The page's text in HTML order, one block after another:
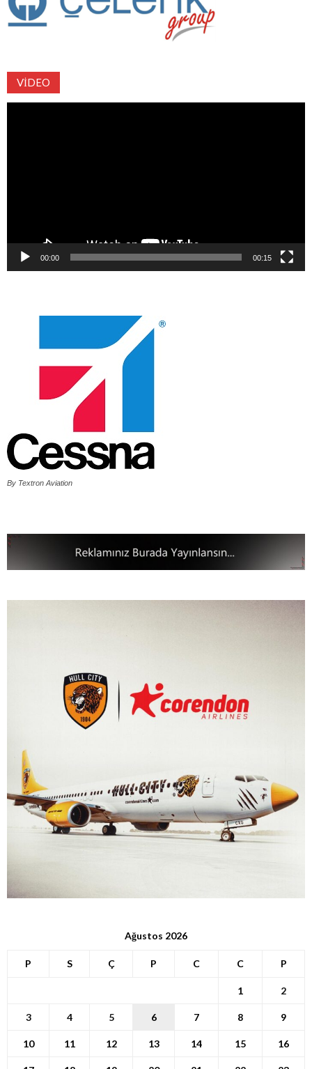
VIDEO
00:00 00:15
By Textron Aviation
Ağustos 2026
P S Ç P C C P
1 2
3 4 5 6 7 8 9
10 11 12 13 14 15 16